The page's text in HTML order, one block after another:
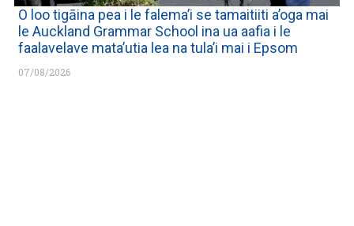
O loo tigāina pea i le falema’i se tamaitiiti a’oga mai
le Auckland Grammar School ina ua aafia i le
faalavelave mata’utia lea na tula’i mai i Epsom
07/08/2026